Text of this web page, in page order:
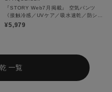
『STORY Web7月掲載』 空気パンツ
《接触冷感／UVケア／吸水速乾／防シワ
／洗濯機OK》
¥5,979
一覧